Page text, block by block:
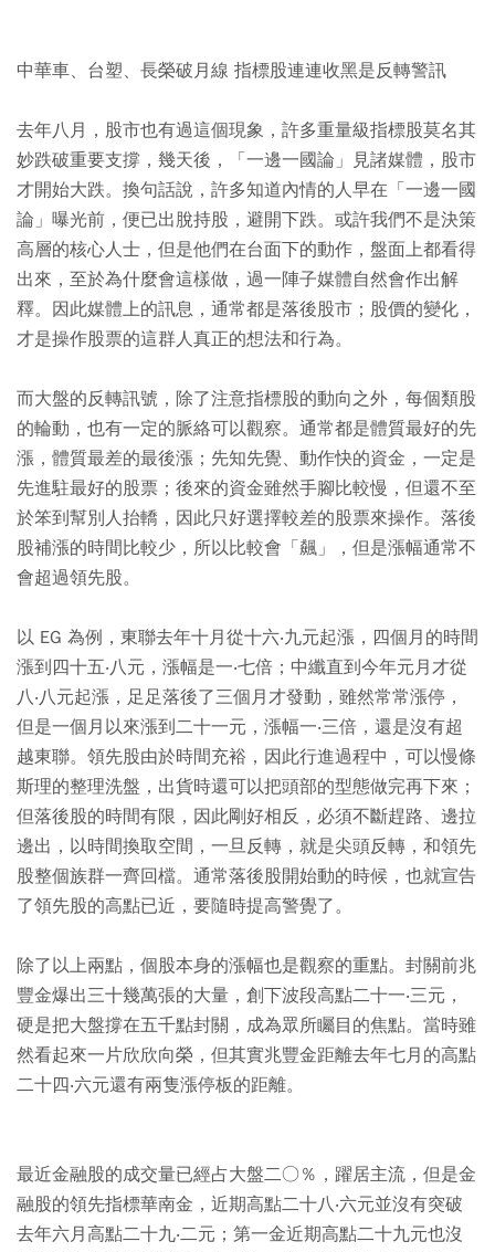
中華車、台塑、長榮破月線 指標股連連收黑是反轉警訊
去年八月，股市也有過這個現象，許多重量級指標股莫名其
妙跌破重要支撐，幾天後，「一邊一國論」見諸媒體，股市
才開始大跌。換句話說，許多知道內情的人早在「一邊一國
論」曝光前，便已出脫持股，避開下跌。或許我們不是決策
高層的核心人士，但是他們在台面下的動作，盤面上都看得
出來，至於為什麼會這樣做，過一陣子媒體自然會作出解
釋。因此媒體上的訊息，通常都是落後股市；股價的變化，
才是操作股票的這群人真正的想法和行為。
而大盤的反轉訊號，除了注意指標股的動向之外，每個類股
的輪動，也有一定的脈絡可以觀察。通常都是體質最好的先
漲，體質最差的最後漲；先知先覺、動作快的資金，一定是
先進駐最好的股票；後來的資金雖然手腳比較慢，但還不至
於笨到幫別人抬轎，因此只好選擇較差的股票來操作。落後
股補漲的時間比較少，所以比較會「飆」，但是漲幅通常不
會超過領先股。
以 EG 為例，東聯去年十月從十六‧九元起漲，四個月的時間
漲到四十五‧八元，漲幅是一‧七倍；中纖直到今年元月才從
八‧八元起漲，足足落後了三個月才發動，雖然常常漲停，
但是一個月以來漲到二十一元，漲幅一‧三倍，還是沒有超
越東聯。領先股由於時間充裕，因此行進過程中，可以慢條
斯理的整理洗盤，出貨時還可以把頭部的型態做完再下來；
但落後股的時間有限，因此剛好相反，必須不斷趕路、邊拉
邊出，以時間換取空間，一旦反轉，就是尖頭反轉，和領先
股整個族群一齊回檔。通常落後股開始動的時候，也就宣告
了領先股的高點已近，要隨時提高警覺了。
除了以上兩點，個股本身的漲幅也是觀察的重點。封關前兆
豐金爆出三十幾萬張的大量，創下波段高點二十一‧三元，
硬是把大盤撐在五千點封關，成為眾所矚目的焦點。當時雖
然看起來一片欣欣向榮，但其實兆豐金距離去年七月的高點
二十四‧六元還有兩隻漲停板的距離。
最近金融股的成交量已經占大盤二○％，躍居主流，但是金
融股的領先指標華南金，近期高點二十八‧六元並沒有突破
去年六月高點二十九‧二元；第一金近期高點二十九元也沒